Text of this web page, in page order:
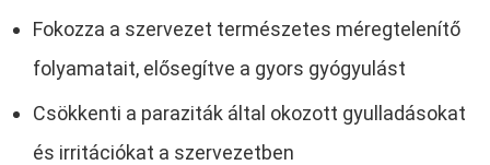
Fokozza a szervezet természetes méregtelenítő
folyamatait, elősegítve a gyors gyógyulást
Csökkenti a paraziták által okozott gyulladásokat
és irritációkat a szervezetben